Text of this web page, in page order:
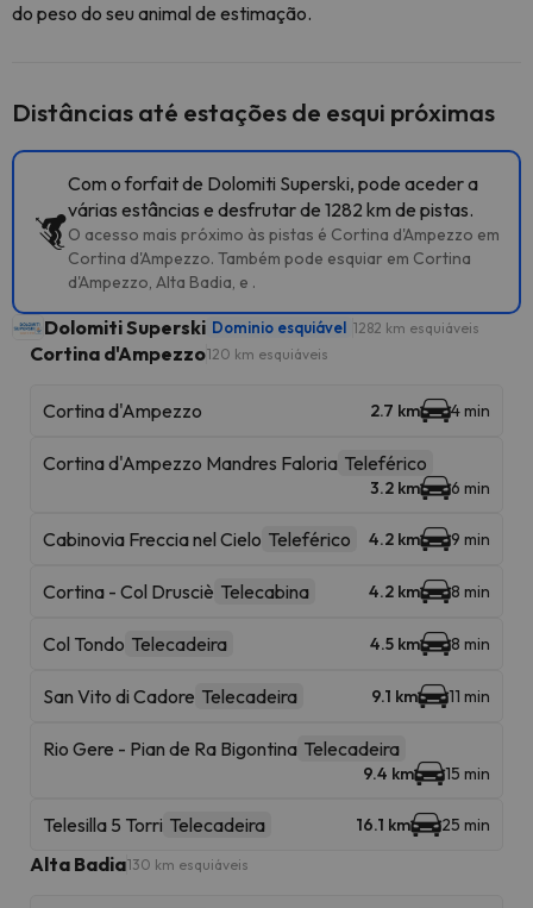
do peso do seu animal de estimação.
Distâncias até estações de esqui próximas
Com o forfait de Dolomiti Superski, pode aceder a
várias estâncias e desfrutar de 1282 km de pistas.
O acesso mais próximo às pistas é Cortina d'Ampezzo em
Cortina d'Ampezzo. Também pode esquiar em Cortina
d'Ampezzo, Alta Badia, e .
Dolomiti Superski Dominio esquiável 1282 km esquiáveis
Cortina d'Ampezzo120 km esquiáveis
Cortina d'Ampezzo 2.7 km 4 min
Cortina d'Ampezzo Mandres Faloria Teleférico
3.2 km 6 min
Cabinovia Freccia nel Cielo Teleférico 4.2 km 9 min
Cortina - Col Drusciè Telecabina 4.2 km 8 min
Col Tondo Telecadeira 4.5 km 8 min
San Vito di Cadore Telecadeira 9.1 km 11 min
Rio Gere - Pian de Ra Bigontina Telecadeira
9.4 km 15 min
Telesilla 5 Torri Telecadeira 16.1 km 25 min
Alta Badia130 km esquiáveis